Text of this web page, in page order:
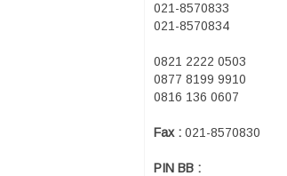
021-8570833
021-8570834
0821 2222 0503
0877 8199 9910
0816 136 0607
Fax : 021-8570830
PIN BB :